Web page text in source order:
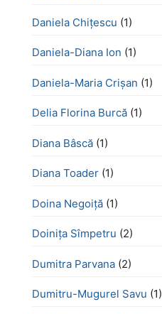
Daniela Chiţescu (1)
Daniela-Diana Ion (1)
Daniela-Maria Crișan (1)
Delia Florina Burcă (1)
Diana Bâscă (1)
Diana Toader (1)
Doina Negoiță (1)
Doinița Sîmpetru (2)
Dumitra Parvana (2)
Dumitru-Mugurel Savu (1)